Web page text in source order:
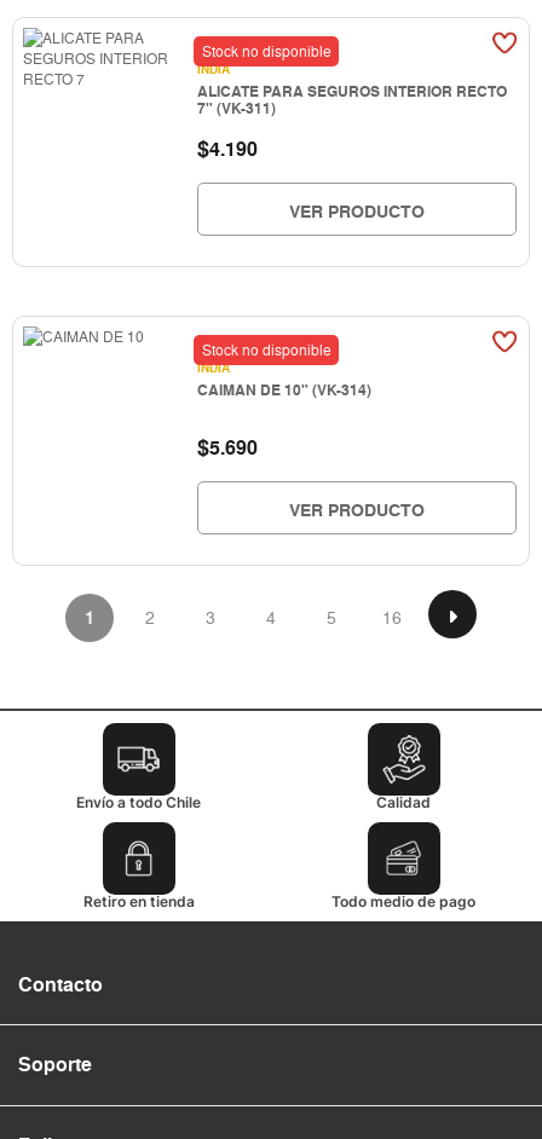
Stock no disponible
INDIA
ALICATE PARA SEGUROS INTERIOR RECTO
7" (VK-311)
$4.190
VER PRODUCTO
Stock no disponible
INDIA
CAIMAN DE 10" (VK-314)
$5.690
VER PRODUCTO
1 2 3 4 5 16
Envío a todo Chile Calidad
Retiro en tienda Todo medio de pago
Contacto
Soporte